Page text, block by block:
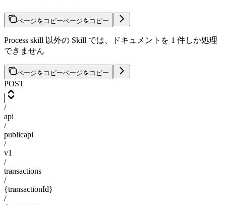
ページをコピーページをコピー
Process skill 以外の Skill では、ドキュメントを 1 件しか処理
できません
ページをコピーページをコピー
POST
/
api
/
publicapi
/
v1
/
transactions
/
{transactionId}
/